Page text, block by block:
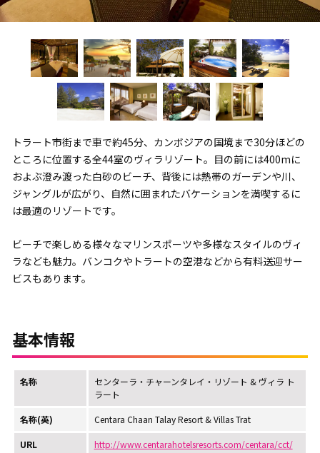
トラート市街まで車で約45分、カンボジアの国境まで30分ほどの
ところに位置する全44室のヴィラリゾート。目の前には400mに
およぶ澄み渡った白砂のビーチ、背後には熱帯のガーデンや川、
ジャングルが広がり、自然に囲まれたバケーションを満喫するに
は最適のリゾートです。
ビーチで楽しめる様々なマリンスポーツや多様なスタイルのヴィ
ラなども魅力。バンコクやトラートの空港などから有料送迎サー
ビスもあります。
基本情報
名称
センターラ・チャーンタレイ・リゾート & ヴィラ ト
ラート
名称(英) Centara Chaan Talay Resort & Villas Trat
URL http://www.centarahotelsresorts.com/centara/cct/